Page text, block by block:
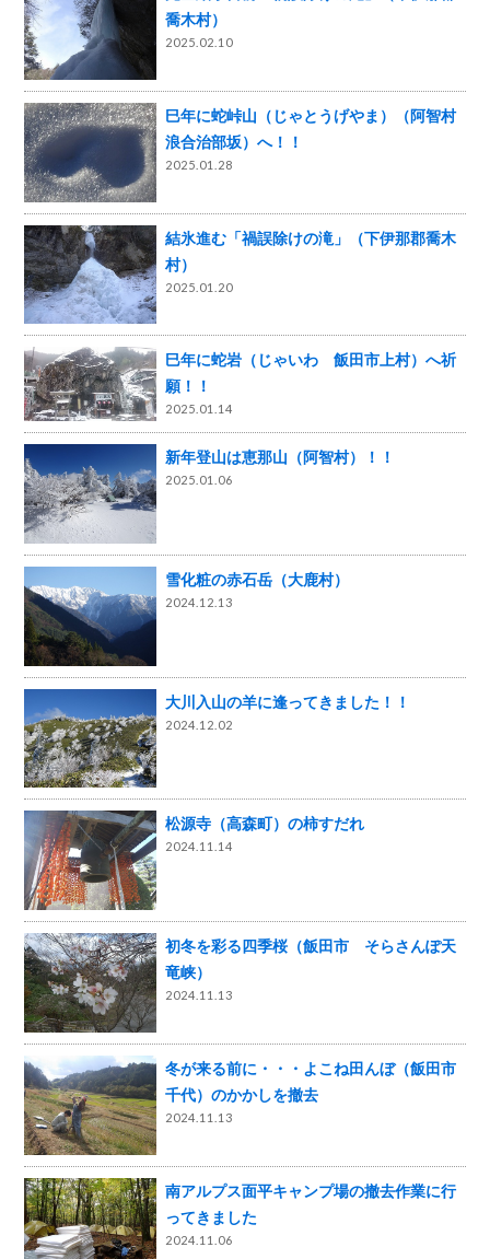
喬木村）
2025.02.10
巳年に蛇峠山（じゃとうげやま）（阿智村
浪合治部坂）へ！！
2025.01.28
結氷進む「禍誤除けの滝」（下伊那郡喬木
村）
2025.01.20
巳年に蛇岩（じゃいわ 飯田市上村）へ祈
願！！
2025.01.14
新年登山は恵那山（阿智村）！！
2025.01.06
雪化粧の赤石岳（大鹿村）
2024.12.13
大川入山の羊に逢ってきました！！
2024.12.02
松源寺（高森町）の柿すだれ
2024.11.14
初冬を彩る四季桜（飯田市 そらさんぽ天
竜峡）
2024.11.13
冬が来る前に・・・よこね田んぼ（飯田市
千代）のかかしを撤去
2024.11.13
南アルプス面平キャンプ場の撤去作業に行
ってきました
2024.11.06